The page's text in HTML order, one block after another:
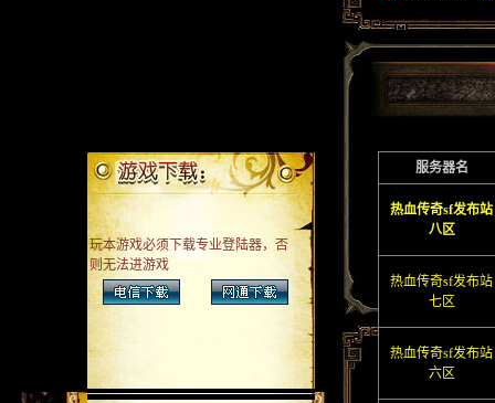
服务器名
热血传奇sf发布站
八区
热血传奇sf发布站
七区
热血传奇sf发布站
六区
玩本游戏必须下载专业登陆器，否
则无法进游戏